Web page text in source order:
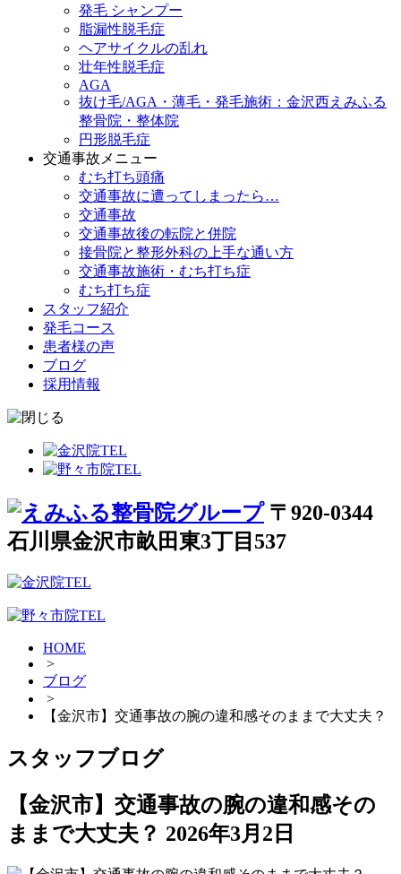
発毛 シャンプー
脂漏性脱毛症
ヘアサイクルの乱れ
壮年性脱毛症
AGA
抜け毛/AGA・薄毛・発毛施術：金沢西えみふる
整骨院・整体院
円形脱毛症
交通事故メニュー
むち打ち頭痛
交通事故に遭ってしまったら…
交通事故
交通事故後の転院と併院
接骨院と整形外科の上手な通い方
交通事故施術・むち打ち症
むち打ち症
スタッフ紹介
発毛コース
患者様の声
ブログ
採用情報
〒920-0344
石川県金沢市畝田東3丁目537
HOME
>
ブログ
>
【金沢市】交通事故の腕の違和感そのままで大丈夫？
スタッフブログ
【金沢市】交通事故の腕の違和感その
ままで大丈夫？ 2026年3月2日